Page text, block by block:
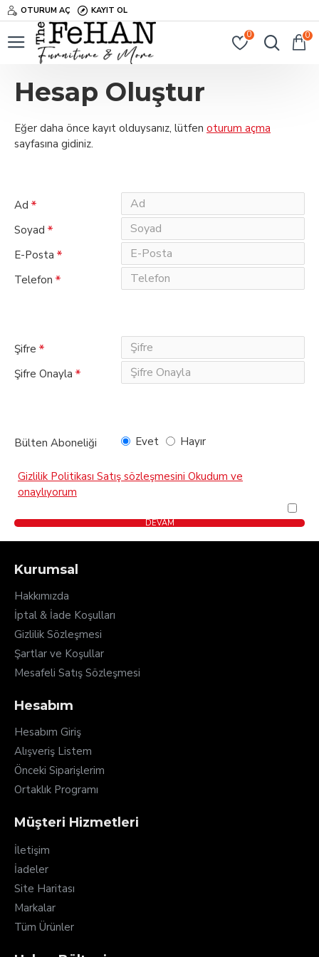
OTURUM AÇ KAYIT OL
0 0
Hesap Oluştur
Eğer daha önce kayıt olduysanız, lütfen oturum açma
sayfasına gidiniz.
Ad
Soyad
E-Posta
Telefon
Şifre
Şifre Onayla
Bülten Aboneliği Evet Hayır
Gizlilik Politikası Satış sözleşmesini Okudum ve
onaylıyorum
Kurumsal
Hakkımızda
İptal & İade Koşulları
Gizlilik Sözleşmesi
Şartlar ve Koşullar
Mesafeli Satış Sözleşmesi
Hesabım
Hesabım Giriş
Alışveriş Listem
Önceki Siparişlerim
Ortaklık Programı
Müşteri Hizmetleri
İletişim
İadeler
Site Haritası
Markalar
Tüm Ürünler